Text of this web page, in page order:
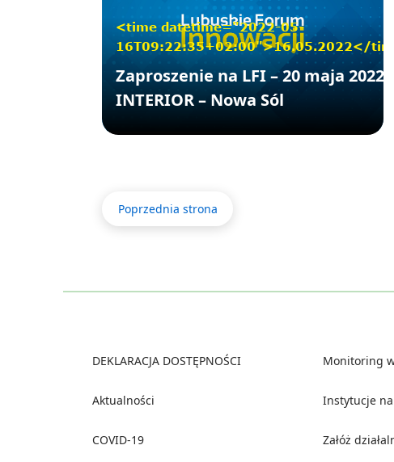
<time datetime="2022-05-
16T09:22:35+02:00">16.05.2022</
Zaproszenie na LFI – 20 maja 2022 –
INTERIOR – Nowa Sól
Poprzednia strona
DEKLARACJA DOSTĘPNOŚCI
Aktualności
COVID-19
Monitoring
Instytucje
Załóż